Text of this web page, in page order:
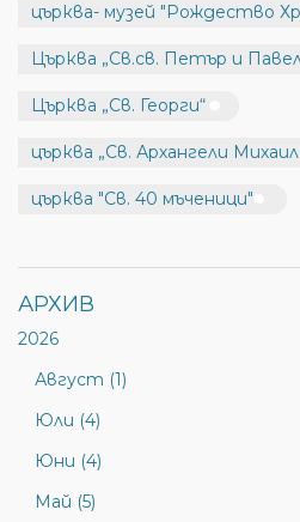
църква- музей "Рождество
Църква „Св.св. Петър и
Църква „Св. Георги“
църква „Св. Архангели
църква "Св. 40 мъченици"
АРХИВ
2026
Август (1)
Юли (4)
Юни (4)
Май (5)